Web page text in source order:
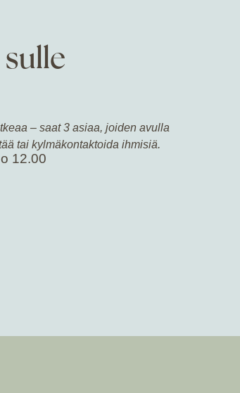
– saat 3 asiaa, joiden avulla
tai kylmäkontaktoida ihmisiä.
12.00